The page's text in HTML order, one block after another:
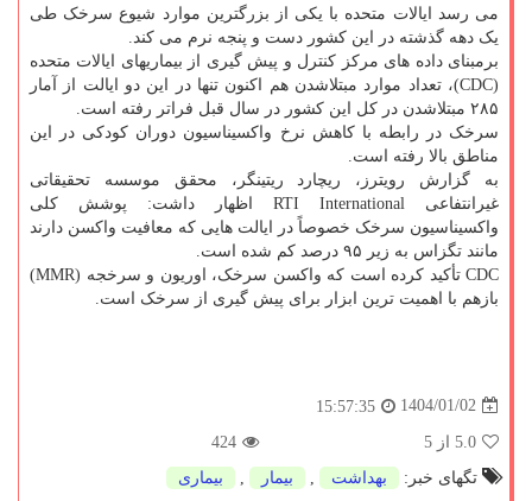
می رسد ایالات متحده با یکی از بزرگترین موارد شیوع سرخک طی
یک دهه گذشته در این کشور دست و پنجه نرم می کند.
برمبنای داده های مرکز کنترل و پیش گیری از بیماریهای ایالات متحده
(CDC)، تعداد موارد مبتلاشدن هم اکنون تنها در این دو ایالت از آمار
۲۸۵ مبتلاشدن در کل این کشور در سال قبل فراتر رفته است.
سرخک در رابطه با کاهش نرخ واکسیناسیون دوران کودکی در این
مناطق بالا رفته است.
به گزارش رویترز، ریچارد ریتینگر، محقق موسسه تحقیقاتی
غیرانتفاعی RTI International اظهار داشت: پوشش کلی
واکسیناسیون سرخک خصوصاً در ایالت هایی که معافیت واکسن دارند
مانند تگزاس به زیر ۹۵ درصد کم شده است.
CDC تأکید کرده است که واکسن سرخک، اوریون و سرخجه (MMR)
بازهم با اهمیت ترین ابزار برای پیش گیری از سرخک است.
1404/01/02
15:57:35
5.0 از 5
424
تگهای خبر:
بهداشت بیمار بیماری